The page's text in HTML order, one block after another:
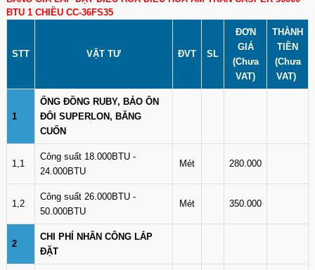
BTU 1 CHIỀU CC-36FS35
STT VẬT TƯ ĐVT SL
ĐƠN
GIÁ
(Chưa
VAT)
THÀNH
TIỀN
(Chưa
VAT)
1
ỐNG ĐỒNG RUBY, BẢO ÔN
ĐÔI SUPERLON, BĂNG
CUỐN
1,1
Công suất 18.000BTU -
24.000BTU
Mét 280.000
1,2
Công suất 26.000BTU -
50.000BTU
Mét 350.000
2
CHI PHÍ NHÂN CÔNG LẮP
ĐẶT